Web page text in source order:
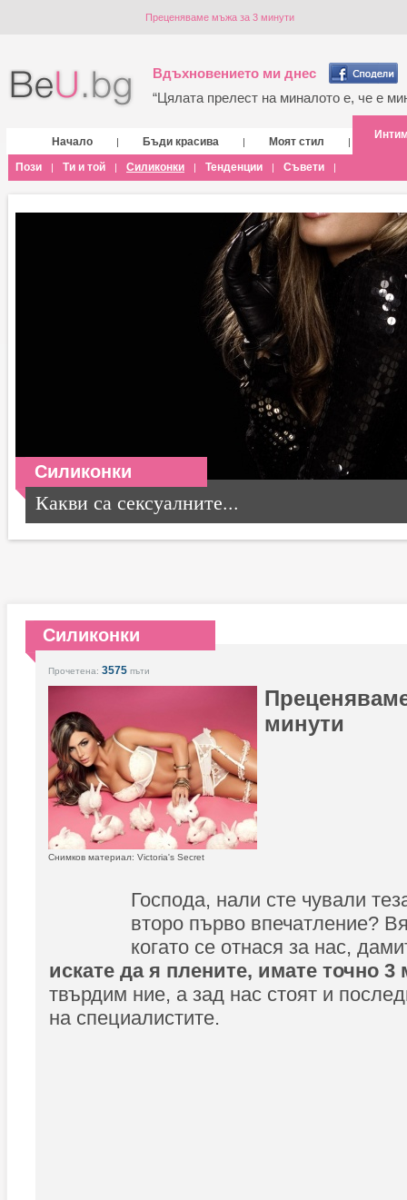
Преценяваме мъжа за 3 минути
Вдъхновението ми днес
“Цялата прелест на миналото е, че е
Начало | Бъди красива | Моят стил |
Пози | Ти и той | Силиконки | Тенденции | Съвети |
Силиконки
Какви са сексуалните...
Силиконки
Прочетена: 3575 пъти
минути
Снимков материал: Victoria's Secret
Господа, нали сте чували
второ първо впечатление?
когато се отнася за нас,
искате да я плените, имате точно 3
твърдим ние, а зад нас стоят и
на специалистите.